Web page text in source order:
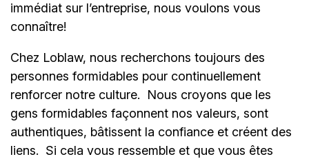
immédiat sur l’entreprise, nous voulons vous
connaître!
Chez Loblaw, nous recherchons toujours des
personnes formidables pour continuellement
renforcer notre culture. Nous croyons que les
gens formidables façonnent nos valeurs, sont
authentiques, bâtissent la confiance et créent des
liens. Si cela vous ressemble et que vous êtes